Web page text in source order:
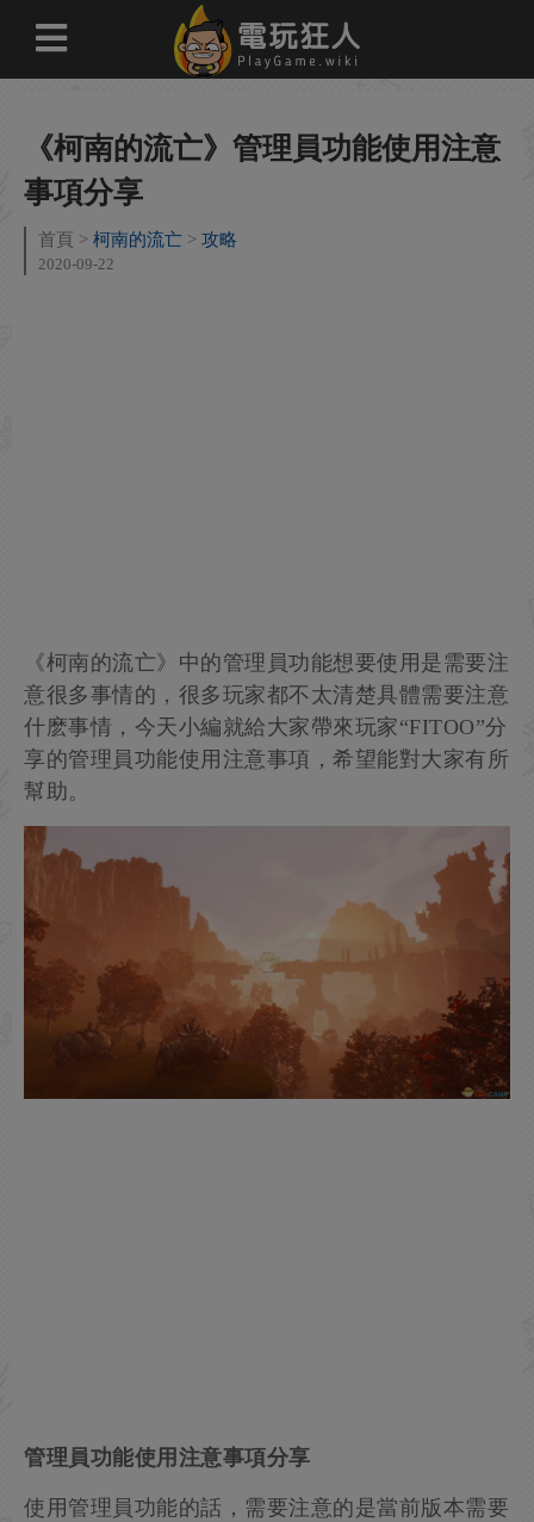
《柯南的流亡》管理員功能使用注意
事項分享
首頁 柯南的流亡 攻略
2020-09-22
《柯南的流亡》中的管理員功能想要使用是需要注
意很多事情的，很多玩家都不太清楚具體需要注意
什麽事情，今天小編就給大家帶來玩家“FITOO”分
享的管理員功能使用注意事項，希望能對大家有所
幫助。
管理員功能使用注意事項分享
使用管理員功能的話，需要注意的是當前版本需要